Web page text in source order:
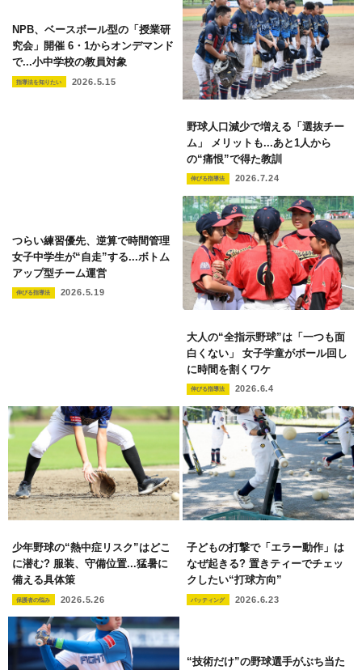
NPB、ベースボール型の「授業研
究会」開催 6・1からオンデマンド
で...小中学校の教員対象
指導法を知りたい 2026.5.15
野球人口減少で増える「選抜チー
ム」 メリットも...あと1人から
の“痛恨”で得た教訓
伸びる指導法 2026.7.24
つらい練習優先、逆算で時間管理
女子中学生が“自走”する...ボトム
アップ型チーム運営
伸びる指導法 2026.5.19
大人の“全指示野球”は「一つも面
白くない」 女子学童がボール回し
に時間を割くワケ
伸びる指導法 2026.6.4
少年野球の“熱中症リスク”はどこ
に潜む? 服装、守備位置...猛暑に
備える具体策
保護者の悩み 2026.5.26
子どもの打撃で「エラー動作」は
なぜ起きる? 置きティーでチェッ
クしたい“打球方向”
バッティング 2026.6.23
“技術だけ”の野球選手がぶち当た